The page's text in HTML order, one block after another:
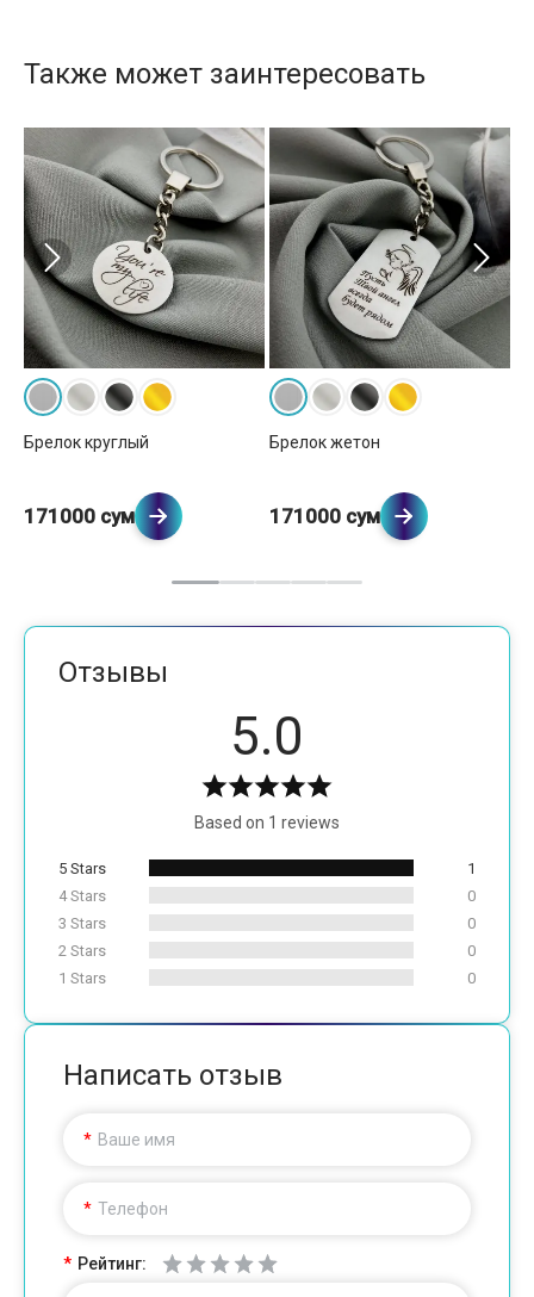
Также может заинтересовать
Брелок круглый
171000 сум
Брелок жетон
171000 сум
Отзывы
5.0
Based on 1 reviews
5 Stars
1
4 Stars
0
3 Stars
0
2 Stars
0
1 Stars
0
Написать отзыв
Ваше имя
Телефон
Рейтинг: